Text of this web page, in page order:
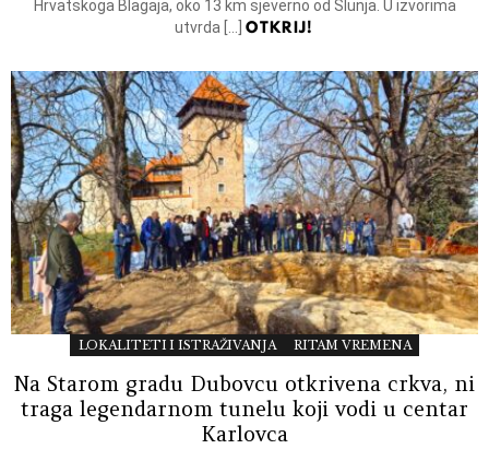
Hrvatskoga Blagaja, oko 13 km sjeverno od Slunja. U izvorima
utvrda […]OTKRIJ!
LOKALITETI I ISTRAŽIVANJA RITAM VREMENA
Na Starom gradu Dubovcu otkrivena crkva, ni
traga legendarnom tunelu koji vodi u centar
Karlovca